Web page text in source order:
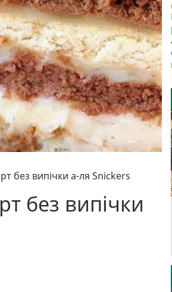
без випічки а-ля Snickers
без випічки